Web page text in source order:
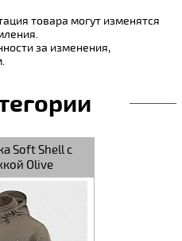
товара могут изменятся
за изменения,
Soft Shell с
Olive